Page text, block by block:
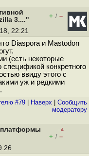
3...."
+ / –
22:21
Diaspora и Mastodon
(есть некоторые
конкретного
ввиду этого с
уж и редкими
#79 Наверх
Cообщить
модератору
платформы
–4
+ / –